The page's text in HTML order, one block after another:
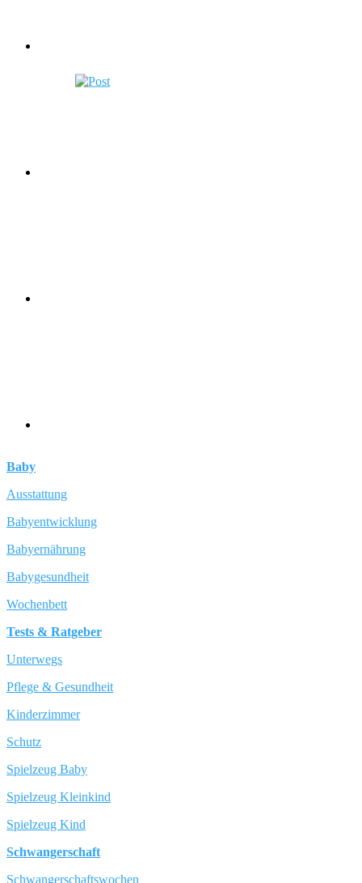
Baby
Ausstattung
Babyentwicklung
Babyernährung
Babygesundheit
Wochenbett
Tests & Ratgeber
Unterwegs
Pflege & Gesundheit
Kinderzimmer
Schutz
Spielzeug Baby
Spielzeug Kleinkind
Spielzeug Kind
Schwangerschaft
Schwangerschaftswochen